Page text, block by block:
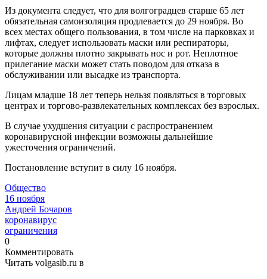
Из документа следует, что для волгоградцев старше 65 лет
обязательная самоизоляция продлевается до 29 ноября. Во
всех местах общего пользования, в том числе на парковках и
лифтах, следует использовать маски или респираторы,
которые должны плотно закрывать нос и рот. Неплотное
прилегание маски может стать поводом для отказа в
обслуживании или высадке из транспорта.
Лицам младше 18 лет теперь нельзя появляться в торговых
центрах и торгово-развлекательных комплексах без взрослых.
В случае ухудшения ситуации с распространением
коронавирусной инфекции возможны дальнейшие
ужесточения ограничений.
Постановление вступит в силу 16 ноября.
Общество
16 ноября
Андрей Бочаров
коронавирус
ограничения
0
Комментировать
Читать volgasib.ru в